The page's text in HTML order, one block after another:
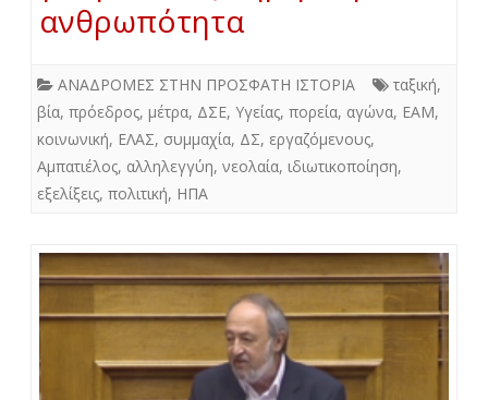
ανθρωπότητα
ΑΝΑΔΡΟΜΕΣ ΣΤΗΝ ΠΡΟΣΦΑΤΗ ΙΣΤΟΡΙΑ ταξική,
βία, πρόεδρος, μέτρα, ΔΣΕ, Υγείας, πορεία, αγώνα, ΕΑΜ,
κοινωνική, ΕΛΑΣ, συμμαχία, ΔΣ, εργαζόμενους,
Αμπατιέλος, αλληλεγγύη, νεολαία, ιδιωτικοποίηση,
εξελίξεις, πολιτική, ΗΠΑ